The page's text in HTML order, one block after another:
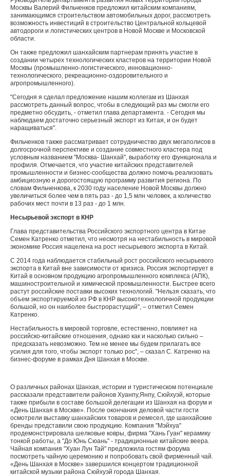
Москвы Валерий Фильченков предложил китайским компаниям,
занимающимся строительством автомобильных дорог, рассмотреть
возможность инвестиций в строительство Центральной кольцевой
автодороги и логистических центров в Новой Москве и Московской
области.
Он также предложил шанхайским партнерам принять участие в
создании четырех технологических кластеров на территории Новой
Москвы (промышленно-логистического, инновационно-
технологического, рекреационно-оздоровительного и
агропромышленного).
"Сегодня я сделал предложение нашим коллегам из Шанхая
рассмотреть данный вопрос, чтобы в следующий раз мы смогли его
предметно обсудить, - отметил глава департамента. - Сегодня мы
наблюдаем достаточно серьезный экспорт из Китая, и он будет
наращиваться".
Фильченков также рассматривает сотрудничество двух мегаполисов в
долгосрочной перспективе и создание совместного кластера под
условным названием "Москва- Шанхай", выработку его функционала и
профиля. Отмечается, что участие китайских представителей
промышленности и бизнес-сообщества должно помочь реализовать
амбициозную и дорогостоящую программу развития региона. По
словам Фильченкова, к 2030 году население Новой Москвы должно
увеличиться более чем в пять раз - до 1,5 млн человек, а количество
рабочих мест почти в 13 раз - до 1 млн.
Несырьевой экспорт в КНР
Глава представительства Российского экспортного центра в Китае
Семен Катренко отметил, что несмотря на нестабильность в мировой
экономике Россия нацелена на рост несырьевого экспорта в Китай.
С 2014 года наблюдается стабильный рост российского несырьевого
экспорта в Китай вне зависимости от кризиса. Россия экспортирует в
Китай в основном продукцию агропромышленного комплекса (АПК),
машиностроительной и химической промышленности. Быстрее всего
растут российские поставки высоких технологий. "Нельзя сказать, что
объем экспортируемой из РФ в КНР высокотехнологичной продукции
большой, но он наиболее быстрорастущий", – отметил Семен
Катренко.
Нестабильность в мировой торговле, естественно, повлияет на
российско-китайские отношения, однако как и насколько сильно –
предсказать невозможно. Тем не менее мы будем прилагать все
усилия для того, чтобы экспорт только рос", – сказал С. Катренко на
бизнес-форуме в рамках Дня Шанхая в Москве.
О различных районах Шанхая, истории и туристическом потенциале
рассказали представители районов Хуанпу,Янпу, Сюйхуэй, которые
также прибыли в составе большой делегации из Шанхая на форум и
«День Шанхая в Москве». После окончания деловой части гости
осмотрели выставку шанхайских товаров и ремесел, где шанхайские
бренды представили свою продукцию. Компания "Мэйхуа"
продемонстрировала шелковые ковры, фирма "Хань Гуан" керамику
тонкой работы, а "До Юнь Сюань" - традиционные китайские веера.
Чайная компания "Хуан Лун Тай" предложила гостям форума
посмотреть чайную церемонию и попробовать свой фирменный чай.
«День Шанхая в Москве» завершился концертом традиционной
китайской музыки района Сюйхуэй города Шанхая.